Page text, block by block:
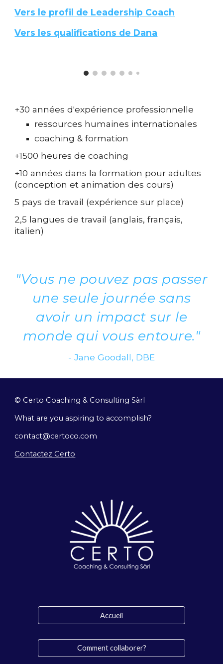
Vers le profil de Leadership Coach
Vers les qualifications de Dana
+30 années d'expérience professionnelle
ressources humaines internationales
coaching & formation
+1500 heures de coaching
+10 années dans la formation pour adultes
(conception et animation des cours)
5 pays de travail (expérience sur place)
2,5 langues de travail (anglais, français,
italien)
"Vous ne pouvez pas passer
une seule journée sans
avoir un impact sur le
monde qui vous entoure."
- Jane Goodall, DBE
© Certo Coaching & Consulting Sàrl
What are you aspiring to accomplish?
contact@certoco.com
Contactez Certo
Accueil
Comment collaborer?